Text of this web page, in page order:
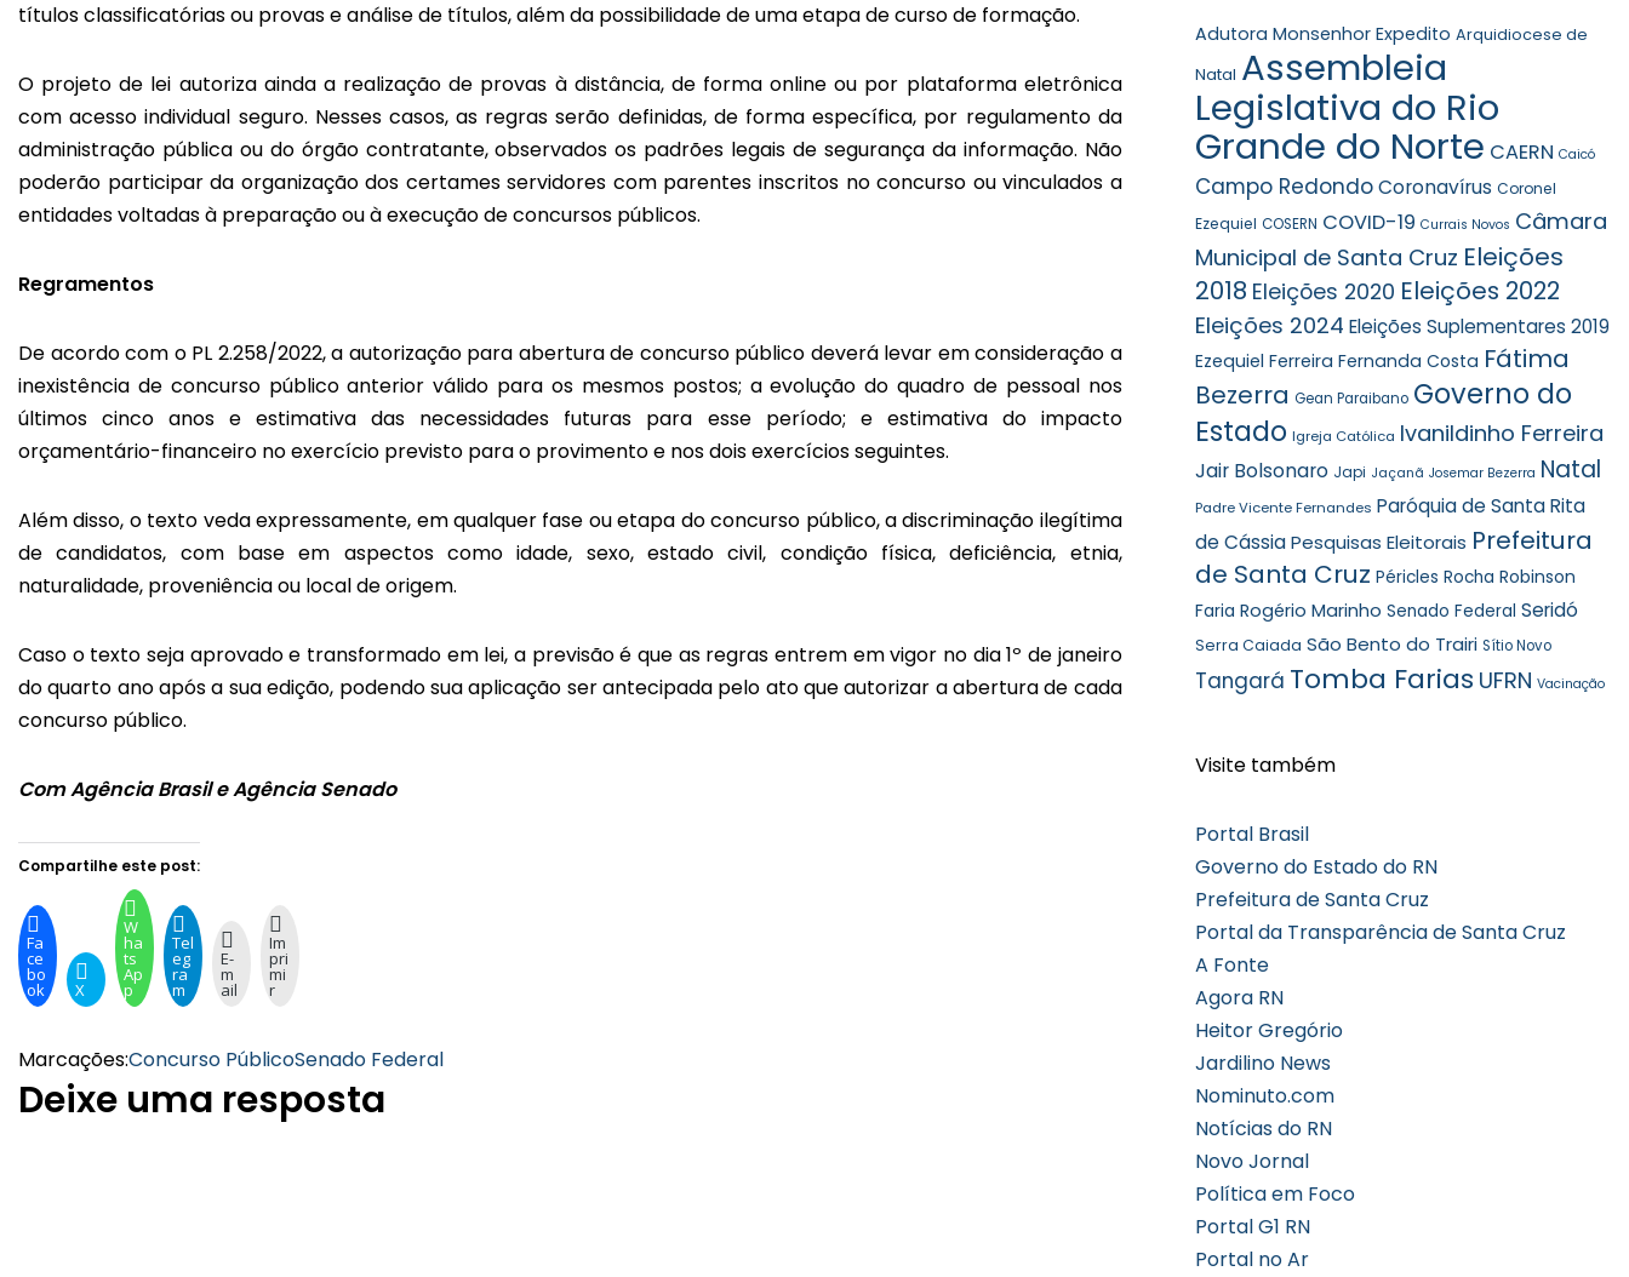
títulos classificatórias ou provas e análise de títulos, além da possibilidade de uma etapa de curso de formação.
O projeto de lei autoriza ainda a realização de provas à distância, de forma online ou por plataforma eletrônica
com acesso individual seguro. Nesses casos, as regras serão definidas, de forma específica, por regulamento da
administração pública ou do órgão contratante, observados os padrões legais de segurança da informação. Não
poderão participar da organização dos certames servidores com parentes inscritos no concurso ou vinculados a
entidades voltadas à preparação ou à execução de concursos públicos.
Regramentos
De acordo com o PL 2.258/2022, a autorização para abertura de concurso público deverá levar em consideração a
inexistência de concurso público anterior válido para os mesmos postos; a evolução do quadro de pessoal nos
últimos cinco anos e estimativa das necessidades futuras para esse período; e estimativa do impacto
orçamentário-financeiro no exercício previsto para o provimento e nos dois exercícios seguintes.
Além disso, o texto veda expressamente, em qualquer fase ou etapa do concurso público, a discriminação ilegítima
de candidatos, com base em aspectos como idade, sexo, estado civil, condição física, deficiência, etnia,
naturalidade, proveniência ou local de origem.
Caso o texto seja aprovado e transformado em lei, a previsão é que as regras entrem em vigor no dia 1º de janeiro
do quarto ano após a sua edição, podendo sua aplicação ser antecipada pelo ato que autorizar a abertura de cada
concurso público.
Com Agência Brasil e Agência Senado
Compartilhe este post:
Fa
ce
bo
ok X
W
ha
ts
Ap
p
Tel
eg
ra
m
E-
m
ail
Im
pri
mi
r
Marcações:Concurso PúblicoSenado Federal
Deixe uma resposta
Adutora Monsenhor Expedito Arquidiocese de
Natal Assembleia
Legislativa do Rio
Grande do Norte CAERN Caicó
Campo Redondo Coronavírus Coronel
Ezequiel COSERN COVID-19 Currais Novos Câmara
Municipal de Santa Cruz Eleições
2018 Eleições 2020 Eleições 2022
Eleições 2024 Eleições Suplementares 2019
Ezequiel Ferreira Fernanda Costa Fátima
Bezerra Gean Paraibano Governo do
Estado Igreja Católica Ivanildinho Ferreira
Jair Bolsonaro Japi Jaçanã Josemar Bezerra Natal
Padre Vicente Fernandes Paróquia de Santa Rita
de Cássia Pesquisas Eleitorais Prefeitura
de Santa Cruz Péricles Rocha Robinson
Faria Rogério Marinho Senado Federal Seridó
Serra Caiada São Bento do Trairi Sítio Novo
Tangará Tomba Farias UFRN Vacinação
Visite também
Portal Brasil
Governo do Estado do RN
Prefeitura de Santa Cruz
Portal da Transparência de Santa Cruz
A Fonte
Agora RN
Heitor Gregório
Jardilino News
Nominuto.com
Notícias do RN
Novo Jornal
Política em Foco
Portal G1 RN
Portal no Ar